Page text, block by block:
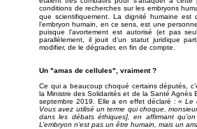
conditions de recherches sur les embryons
que scientifiquement. La dignité humaine
l’embryon humain, en ce sens, est une
puisque l’avortement est autorisé (et pas
parallèlement, il jouit d’un statut juridique
modifier, de le dégrader, en fin de compte.
Un "amas de cellules", vraiment ?
Ce qui a beaucoup choqué certains députés,
la Ministre des Solidarités et de la Santé Agnès
septembre 2019. Elle a en effet déclaré :« Le
Vous avez utilisé un terme qui choque,
dans les débats éthiques], en affirmant
L’embryon n’est pas un être humain, mais un